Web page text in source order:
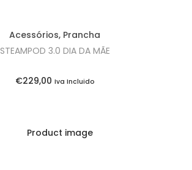
Acessórios, Prancha
STEAMPOD 3.0 DIA DA MÃE
€229,00 Iva Incluido